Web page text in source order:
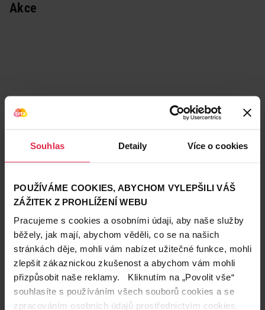
Souhlas Detaily Více o cookies
POUŽÍVÁME COOKIES, ABYCHOM VYLEPŠILI VÁŠ
ZÁŽITEK Z PROHLÍŽENÍ WEBU
Pracujeme s cookies a osobními údaji, aby naše služby
běžely, jak mají, abychom věděli, co se na našich
stránkách děje, mohli vám nabízet užitečné funkce, mohli
zlepšit zákaznickou zkušenost a abychom vám mohli
přizpůsobit naše reklamy. Kliknutím na „Povolit vše“
souhlasíte s používáním všech souborů cookies a se
zpracováním osobních údajů prostřednictvím cookies.
Akce
Teta prodejny a služby